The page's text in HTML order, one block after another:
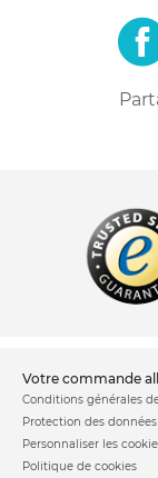
votre commande
Conditions générales
Protection des
Personnaliser les
Politique de cookies